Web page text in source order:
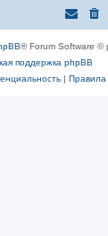
® Forum Software ©
поддержка phpBB
| Правила